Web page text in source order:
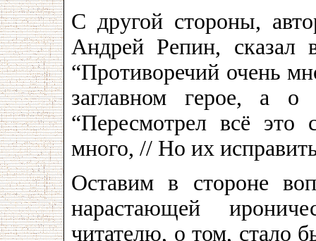
С другой стороны,
Андрей Репин, сказал
“Противоречий очень
заглавном герое, а
“Пересмотрел всё это
много, // Но их
Оставим в стороне
нарастающей
читателю, о том, стало